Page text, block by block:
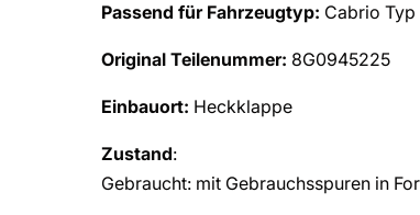
Passend für Fahrzeugtyp: Cabrio Typ
Original Teilenummer: 8G0945225
Einbauort: Heckklappe
Zustand:
Gebraucht: mit Gebrauchsspuren in